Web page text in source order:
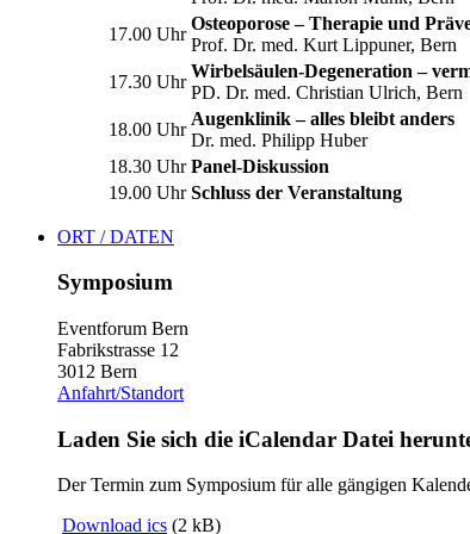
17.00 Uhr
Osteoporose – Therapie und
Prof. Dr. med. Kurt Lippuner, Bern
17.30 Uhr
Wirbelsäulen-Degeneration –
PD. Dr. med. Christian Ulrich, Bern
18.00 Uhr
Augenklinik – alles bleibt anders
Dr. med. Philipp Huber
18.30 Uhr Panel-Diskussion
19.00 Uhr Schluss der Veranstaltung
ORT / DATEN
Symposium
Eventforum Bern
Fabrikstrasse 12
3012 Bern
Anfahrt/Standort
Laden Sie sich die iCalendar Datei
Der Termin zum Symposium für alle gängigen
Download ics (2 kB)